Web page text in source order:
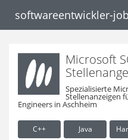
softwareentwickler-
Microsoft
Spezialisierte
Stellenanzeigen
Engineers in Aschheim
C++ Java